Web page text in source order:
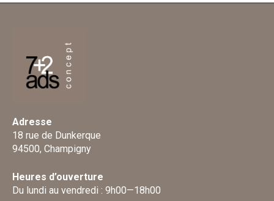
Adresse
18 rue de Dunkerque
94500, Champigny
Heures d’ouverture
Du lundi au vendredi : 9h00—18h00